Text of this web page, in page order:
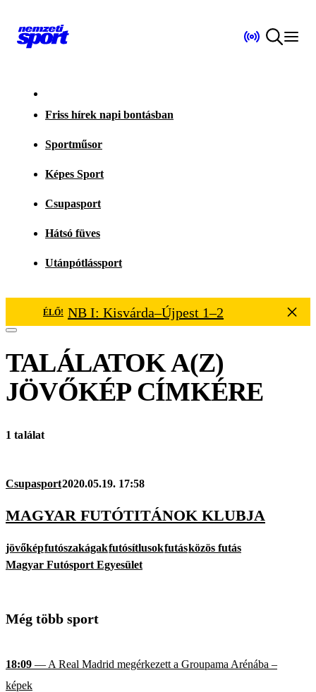
Friss hírek napi bontásban
Sportműsor
Képes Sport
Csupasport
Hátsó füves
Utánpótlássport
ÉLŐ! NB I: Kisvárda–Újpest 1–2
TALÁLATOK A(Z)
JÖVŐKÉPCÍMKÉRE
1 találat
Csupasport2020.05.19. 17:58
MAGYAR FUTÓTITÁNOK KLUBJA
jövőképfutószakágakfutósítlusokfutásközös futás
Magyar Futósport Egyesület
Még több sport
18:09 — A Real Madrid megérkezett a Groupama Arénába –
képek